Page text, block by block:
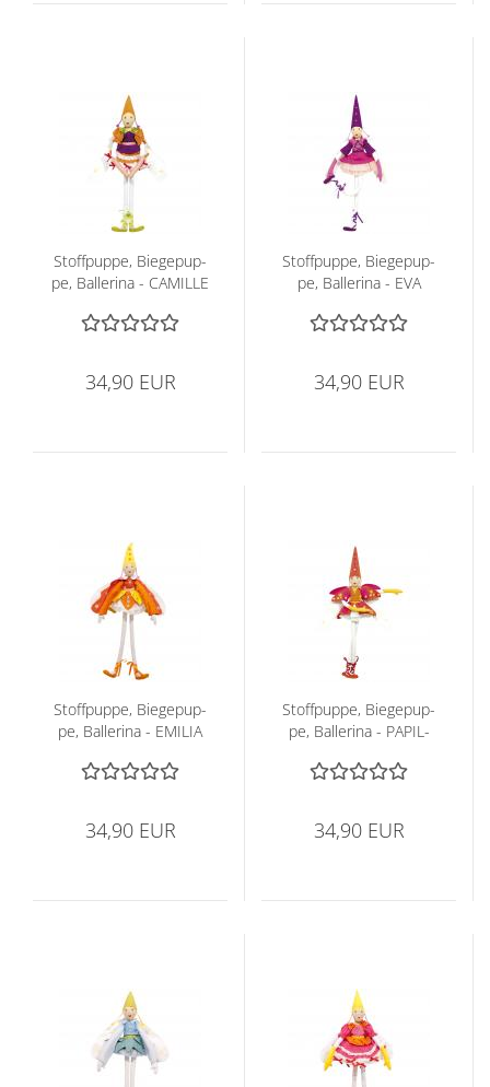
Stoff­pup­pe, Bie­ge­pup­
pe, Bal­le­ri­na - CA­MIL­LE
34,90 EUR
Stoff­pup­pe, Bie­ge­pup­
pe, Bal­le­ri­na - EVA
34,90 EUR
Stoff­pup­pe, Bie­ge­pup­
pe, Bal­le­ri­na - EMI­LIA
34,90 EUR
Stoff­pup­pe, Bie­ge­pup­
pe, Bal­le­ri­na - PA­PIL­
34,90 EUR